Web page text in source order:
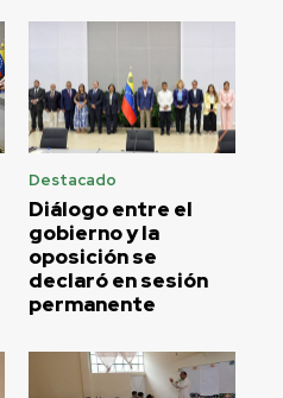
Destacado
Diálogo entre el
gobierno y la
oposición se
declaró en sesión
permanente